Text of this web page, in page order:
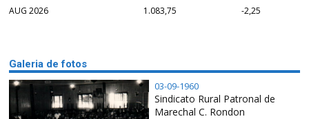
AUG 2026 1.083,75 -2,25
Galeria de fotos
03-09-1960
Sindicato Rural Patronal de
Marechal C. Rondon